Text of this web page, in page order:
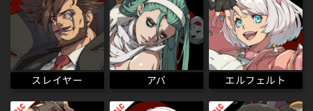
スレイヤー アバ エルフェルト